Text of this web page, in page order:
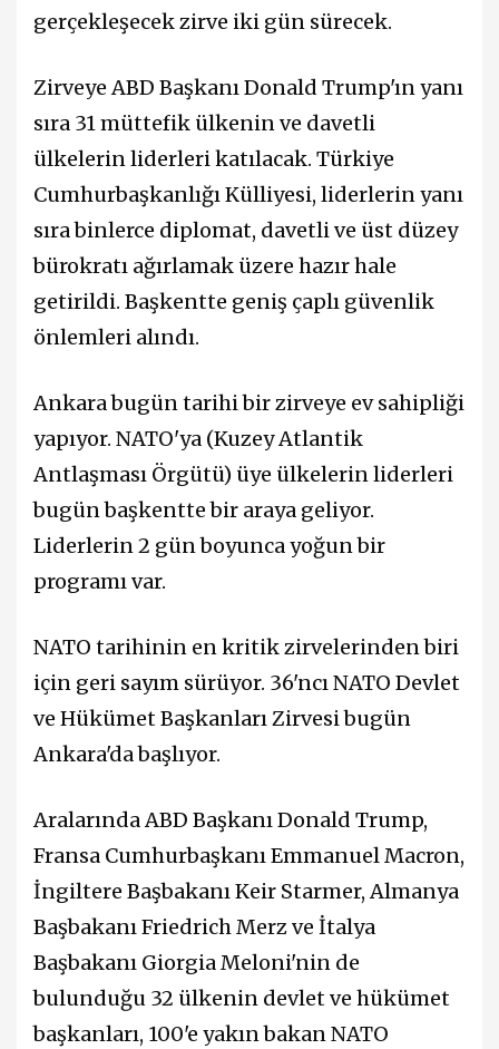
gerçekleşecek zirve iki gün sürecek.
Zirveye ABD Başkanı Donald Trump'ın yanı
sıra 31 müttefik ülkenin ve davetli
ülkelerin liderleri katılacak. Türkiye
Cumhurbaşkanlığı Külliyesi, liderlerin yanı
sıra binlerce diplomat, davetli ve üst düzey
bürokratı ağırlamak üzere hazır hale
getirildi. Başkentte geniş çaplı güvenlik
önlemleri alındı.
Ankara bugün tarihi bir zirveye ev sahipliği
yapıyor. NATO'ya (Kuzey Atlantik
Antlaşması Örgütü) üye ülkelerin liderleri
bugün başkentte bir araya geliyor.
Liderlerin 2 gün boyunca yoğun bir
programı var.
NATO tarihinin en kritik zirvelerinden biri
için geri sayım sürüyor. 36'ncı ⁠NATO Devlet
ve Hükümet Başkanları Zirvesi bugün
Ankara'da başlıyor.
Aralarında ABD Başkanı Donald Trump,
Fransa Cumhurbaşkanı Emmanuel Macron,
İngiltere Başbakanı Keir Starmer, Almanya
Başbakanı Friedrich Merz ve İtalya
Başbakanı Giorgia Meloni'nin de
bulunduğu 32 ülkenin devlet ve hükümet
başkanları, 100'e yakın bakan NATO